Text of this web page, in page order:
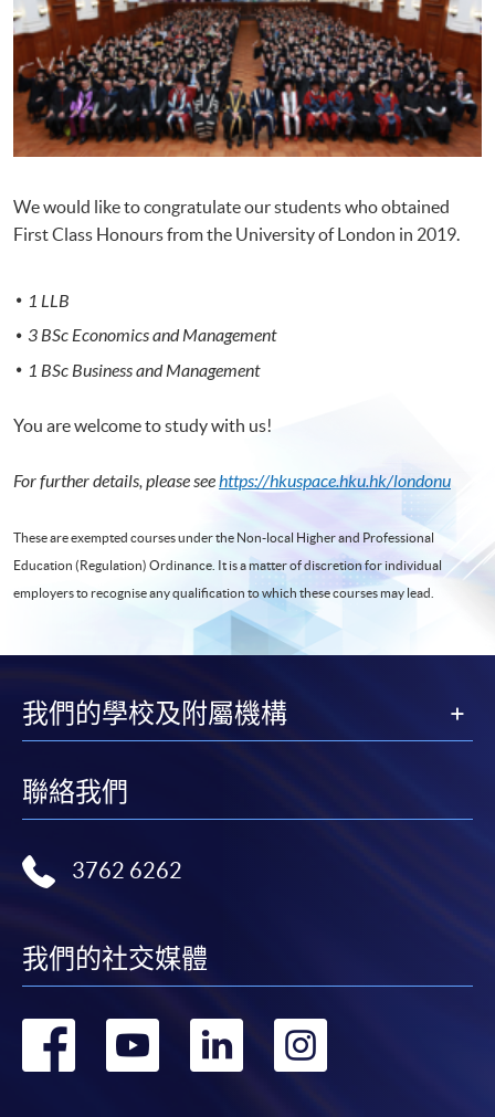
We would like to congratulate our students who obtained
First Class Honours from the University of London in 2019.
1 LLB
3 BSc Economics and Management
1 BSc Business and Management
You are welcome to study with us!
For further details, please seehttps://hkuspace.hku.hk/londonu
These are exempted courses under the Non-local Higher and Professional
Education (Regulation) Ordinance. It is a matter of discretion for individual
employers to recognise any qualification to which these courses may lead.
我們的學校及附屬機構
聯絡我們
3762 6262
我們的社交媒體
轉 轉 轉 轉